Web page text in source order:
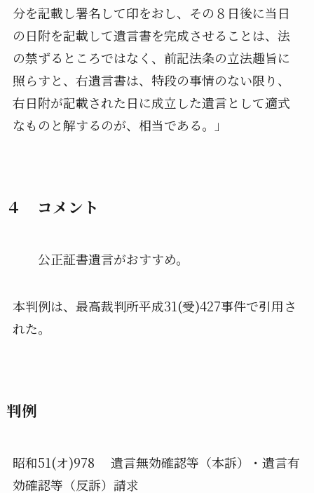
分を記載し署名して印をおし、その８日後に当日
の日附を記載して遺言書を完成させることは、法
の禁ずるところではなく、前記法条の立法趣旨に
照らすと、右遺言書は、特段の事情のない限り、
右日附が記載された日に成立した遺言として適式
なものと解するのが、相当である。」
４ コメント
公正証書遺言がおすすめ。
本判例は、最高裁判所平成31(受)427事件で引用さ
れた。
判例
昭和51(オ)978 遺言無効確認等（本訴）・遺言有
効確認等（反訴）請求